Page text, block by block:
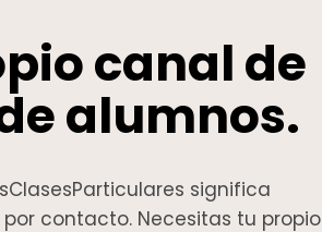
canal de
alumnos.
significa
contacto. Necesitas tu propio